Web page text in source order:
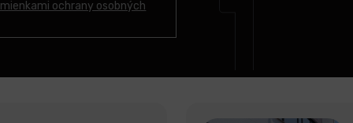
ochrany osobných